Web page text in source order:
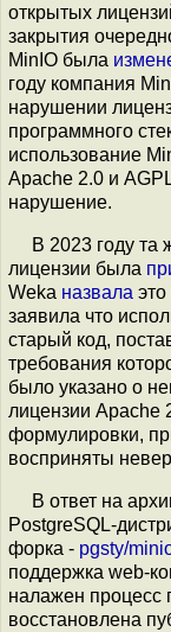
открытых
закрытия
MinIO была
году компания
нарушении
программного
использование
Apache 2.0 и
нарушение.
В 2023 году та
лицензии была
Weka назвала
заявила что
старый код,
требования
было указано о
лицензии Apache
формулировки,
восприняты
В ответ на
PostgreSQL-
форка - pgsty/
поддержка web-
налажен процесс
восстановлена